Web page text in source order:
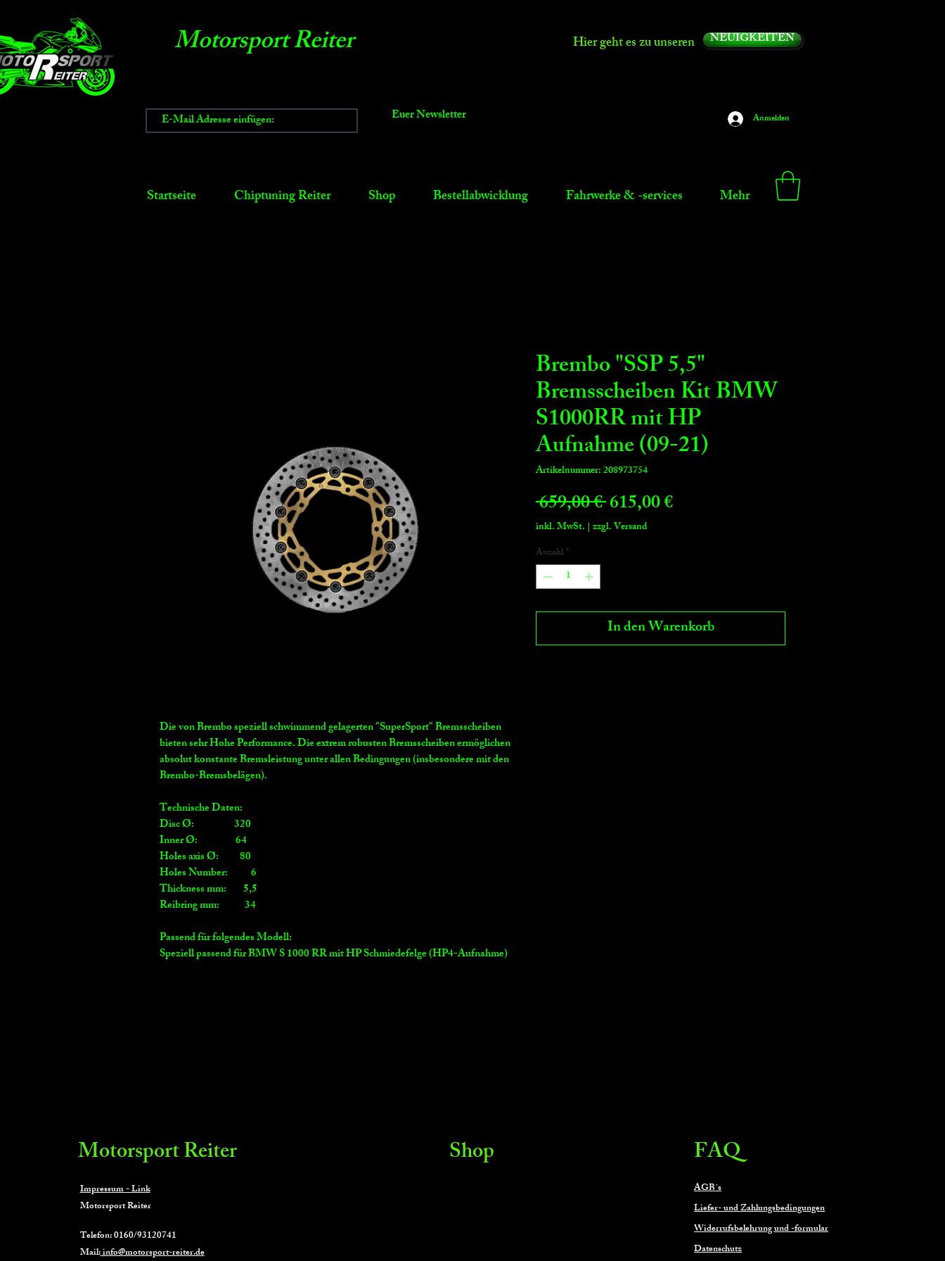
Motorsport Reiter
Euer Newsletter
Hier geht es zu unseren NEUIGKEITEN
Anmelden
Startseite Chiptuning Reiter Shop Bestellabwicklung Fahrwerke & -services Mehr
Die von Brembo speziell schwimmend gelagerten "SuperSport" Bremsscheiben
bieten sehr Hohe Performance. Die extrem robusten Bremsscheiben ermöglichen
absolut konstante Bremsleistung unter allen Bedingungen (insbesondere mit den
Brembo-Bremsbelägen).
Technische Daten:
Disc Ø: 320
Inner Ø: 64
Holes axis Ø: 80
Holes Number: 6
Thickness mm: 5,5
Reibring mm: 34
Passend für folgendes Modell:
Speziell passend für BMW S 1000 RR mit HP Schmiedefelge (HP4-Aufnahme)
Brembo "SSP 5,5"
Bremsscheiben Kit BMW
S1000RR mit HP
Aufnahme (09-21)
Artikelnummer: 208973754
659,00 € Standardpreis
615,00 €Sale-
inkl. MwSt. | zzgl. Versand
Anzahl*
In den Warenkorb
Motorsport Reiter
Impressum - Link
Motorsport Reiter
Telefon: 0160/93120741
Mail:info@motorsport-reiter.de
Shop FAQ
AGB´s
Liefer- und Zahlungsbedingungen
Widerrufsbelehrung und -formular
Datenschutz